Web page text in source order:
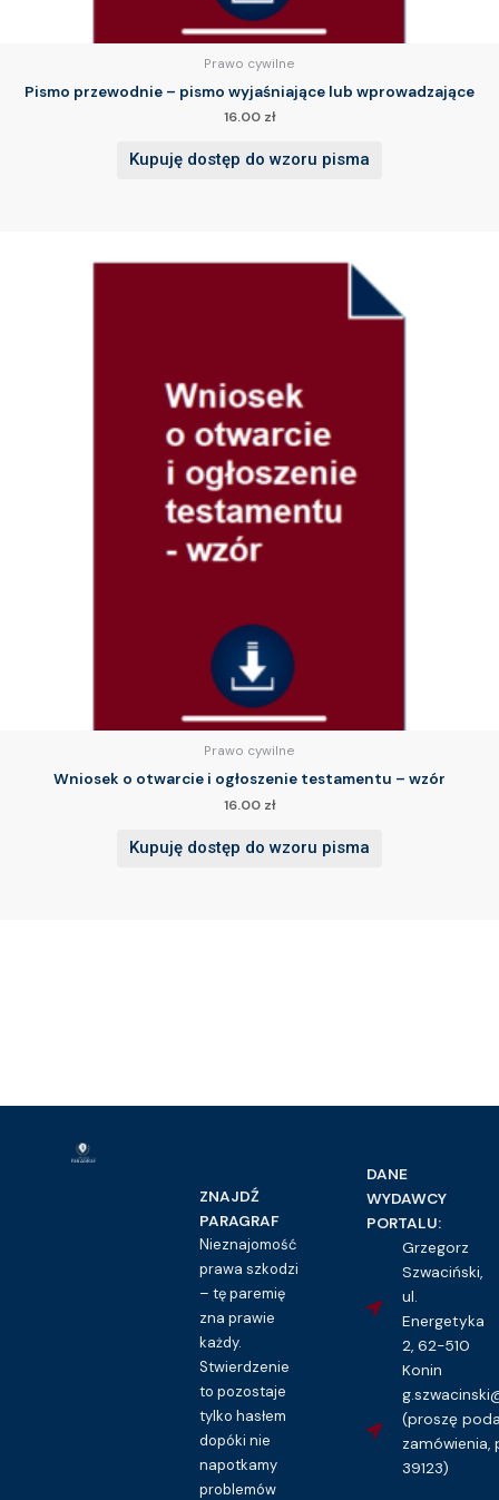
Prawo cywilne
Pismo przewodnie – pismo wyjaśniające lub wprowadzające
16.00 zł
Kupuję dostęp do wzoru pisma
Prawo cywilne
Wniosek o otwarcie i ogłoszenie testamentu – wzór
16.00 zł
Kupuję dostęp do wzoru pisma
ZNAJDŹ
PARAGRAF
Nieznajomość
prawa szkodzi
– tę paremię
zna prawie
każdy.
Stwierdzenie
to pozostaje
tylko hasłem
dopóki nie
napotkamy
problemów
DANE
WYDAWCY
PORTALU:
Grzegorz
Szwaciński,
ul.
Energetyka
2, 62-510
Konin
(proszę
zamówienia,
39123)